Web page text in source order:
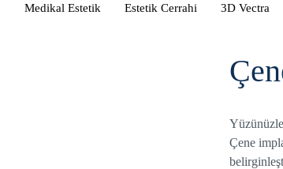
Medikal Estetik Estetik Cerrahi 3D Vectra
Çene